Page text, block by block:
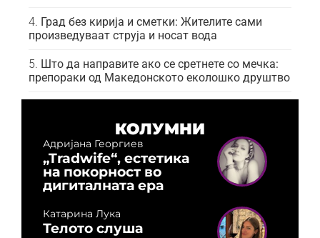
Град без кирија и сметки: Жителите сами
произведуваат струја и носат вода
Што да направите ако се сретнете со мечка:
препораки од Македонското еколошко друштво
КОЛУМНИ
Адријана Георгиев
„Tradwife“, естетика
на покорност во
дигиталната ера
Катарина Лука
Телото слуша